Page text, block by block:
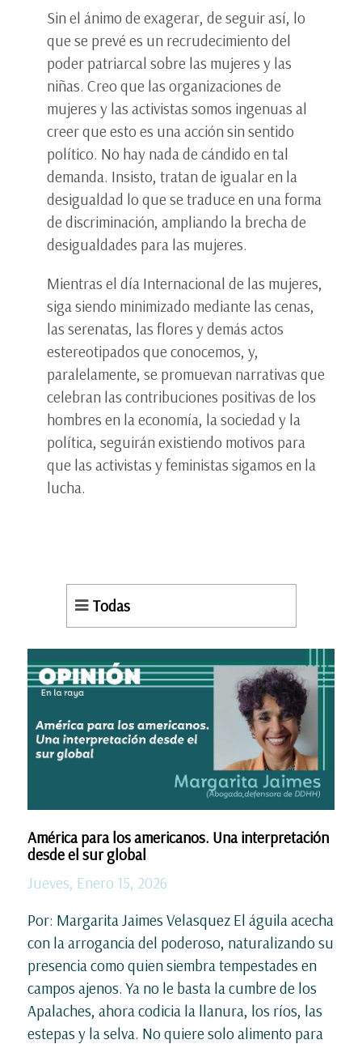
Sin el ánimo de exagerar, de seguir así, lo
que se prevé es un recrudecimiento del
poder patriarcal sobre las mujeres y las
niñas. Creo que las organizaciones de
mujeres y las activistas somos ingenuas al
creer que esto es una acción sin sentido
político. No hay nada de cándido en tal
demanda. Insisto, tratan de igualar en la
desigualdad lo que se traduce en una forma
de discriminación, ampliando la brecha de
desigualdades para las mujeres.
Mientras el día Internacional de las mujeres,
siga siendo minimizado mediante las cenas,
las serenatas, las flores y demás actos
estereotipados que conocemos, y,
paralelamente, se promuevan narrativas que
celebran las contribuciones positivas de los
hombres en la economía, la sociedad y la
política, seguirán existiendo motivos para
que las activistas y feministas sigamos en la
lucha.
Todas
América para los americanos. Una interpretación
desde el sur global
Jueves, Enero 15, 2026
Por: Margarita Jaimes Velasquez El águila acecha
con la arrogancia del poderoso, naturalizando su
presencia como quien siembra tempestades en
campos ajenos. Ya no le basta la cumbre de los
Apalaches, ahora codicia la llanura, los ríos, las
estepas y la selva. No quiere solo alimento para